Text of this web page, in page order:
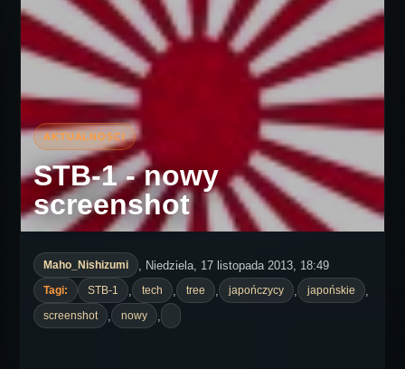
STB-1 - nowy
screenshot
Maho_Nishizumi , Niedziela, 17 listopada 2013, 18:49
Tagi: STB-1 tech tree japończycy japońskie
screenshot nowy